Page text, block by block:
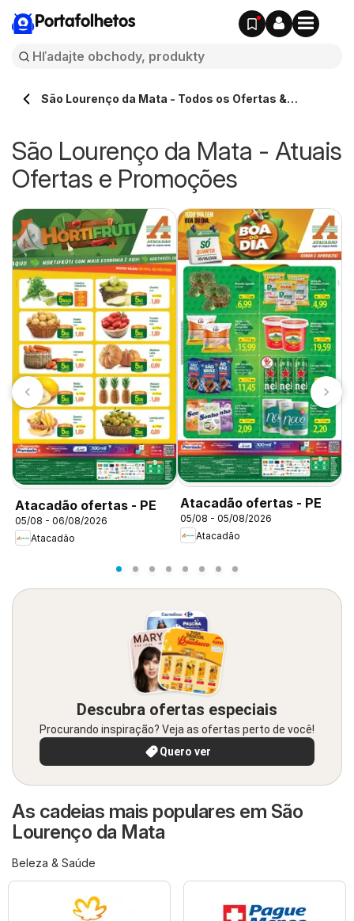
Portafolhetos
São Lourenço da Mata - Todos os Ofertas &
São Lourenço da Mata - Atuais
Ofertas e Promoções
Atacadão ofertas - PE
05/08 - 06/08/2026
Atacadão
Atacadão ofertas - PE
05/08 - 05/08/2026
Atacadão
Descubra ofertas especiais
Procurando inspiração? Veja as ofertas perto de você!
Quero ver
As cadeias mais populares em São
Lourenço da Mata
Beleza & Saúde